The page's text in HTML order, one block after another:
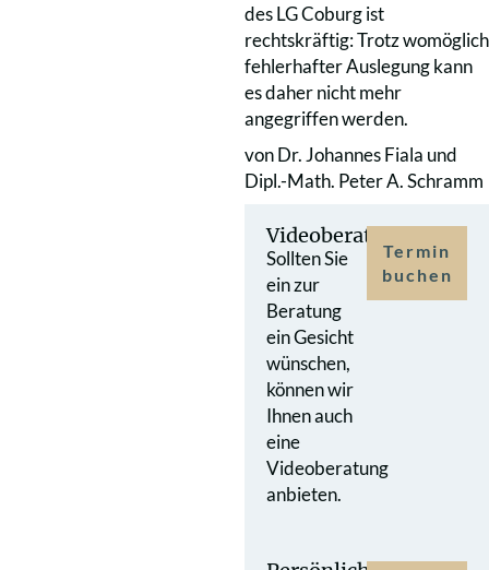
des LG Coburg ist
rechtskräftig: Trotz womöglich
fehlerhafter Auslegung kann
es daher nicht mehr
angegriffen werden.
von Dr. Johannes Fiala und
Dipl.-Math. Peter A. Schramm
Videoberatung
Sollten Sie
ein zur
Beratung
ein Gesicht
wünschen,
können wir
Ihnen auch
eine
Videoberatung
anbieten.
Termin
buchen